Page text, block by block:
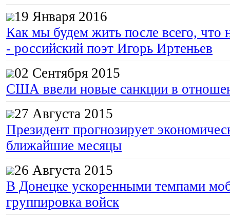
19 Января 2016
Как мы будем жить после всего, что
- российский поэт Игорь Иртеньев
02 Сентября 2015
США ввели новые санкции в
27 Августа 2015
Президент прогнозирует
ближайшие месяцы
26 Августа 2015
В Донецке ускоренными темпами
группировка войск